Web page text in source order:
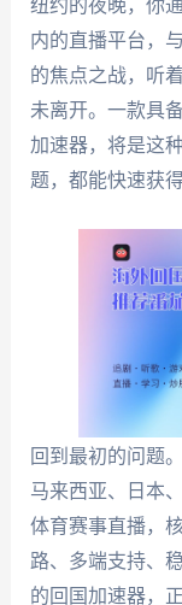
纽约的夜晚，你
内的直播平台，
的焦点之战，听
未离开。一款具
加速器，将是这
题，都能快速获
回到最初的问题
马来西亚、日本
体育赛事直播，
路、多端支持、
的回国加速器，